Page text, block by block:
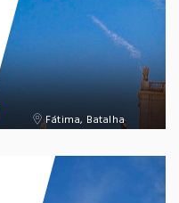
Fátima, Batalha